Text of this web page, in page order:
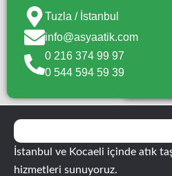
Tuzla / İstanbul
info@asyaatik.com
0 216 374 99 97
0 544 594 59 39
İstanbul ve Kocaeli içinde atık
hizmetleri sunuyoruz.